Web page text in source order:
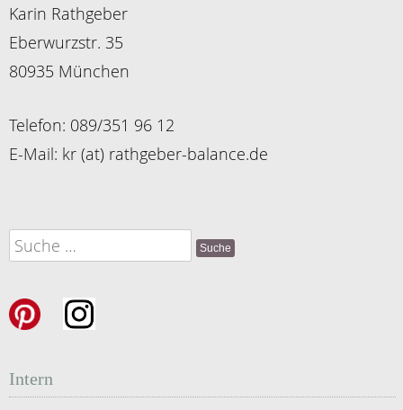
Karin Rathgeber
Eberwurzstr. 35
80935 München
Telefon: 089/351 96 12
E-Mail: kr (at) rathgeber-balance.de
Suche
nach:
Intern